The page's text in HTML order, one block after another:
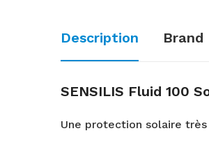
Description Brand
SENSILIS Fluid 100
Une protection solaire